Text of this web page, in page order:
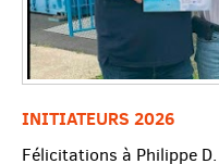
Contact
Documents CSSMD
INITIATEURS 2026
Félicitations à Philippe